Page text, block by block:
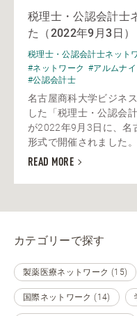
税理士・公認会計士
た（2022年9月3日）
税理士・公認会計士ネット
#ネットワーク #アルムナイ
#公認会計士
名古屋商科大学ビジネ
した「税理士・公認会
が2022年9月3日に、名
形式で開催されました
READ MORE
カテゴリーで探す
製薬医療ネットワーク (15)
国際ネットワーク (14)